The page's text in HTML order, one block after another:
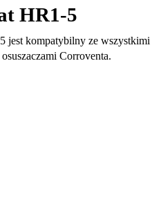
HR1-5
jest kompatybilny ze wszystkimi
Corroventa.